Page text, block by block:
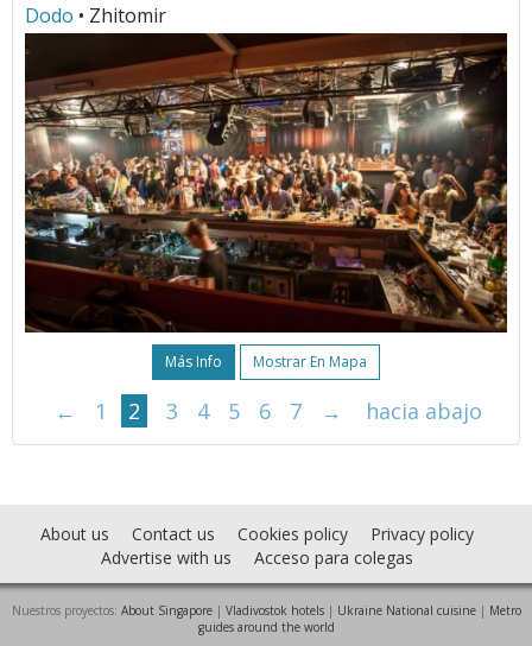
Dodo • Zhitomir
Más Info Mostrar En Mapa
← 1 2 3 4 5 6 7 → hacia abajo
About us Contact us Cookies policy
Privacy policy
Advertise with us
Acceso para colegas
Nuestros proyectos: About Singapore| Vladivostok hotels| Ukraine National cuisine| Metro
guides around the world